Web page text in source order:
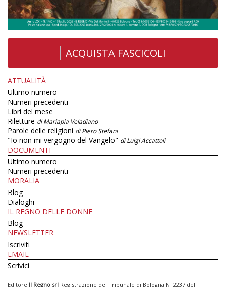
ACQUISTA FASCICOLI
ATTUALITÀ
Ultimo numero
Numeri precedenti
Libri del mese
Riletture di Mariapia Veladiano
Parole delle religioni di Piero Stefani
"Io non mi vergogno del Vangelo" di Luigi Accattoli
DOCUMENTI
Ultimo numero
Numeri precedenti
MORALIA
Blog
Dialoghi
IL REGNO DELLE DONNE
Blog
NEWSLETTER
Iscriviti
EMAIL
Scrivici
Editore Il Regno srl Registrazione del Tribunale di Bologna N. 2237 del